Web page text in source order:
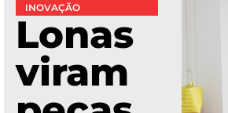
INOVAÇÃO
Lonas
viram